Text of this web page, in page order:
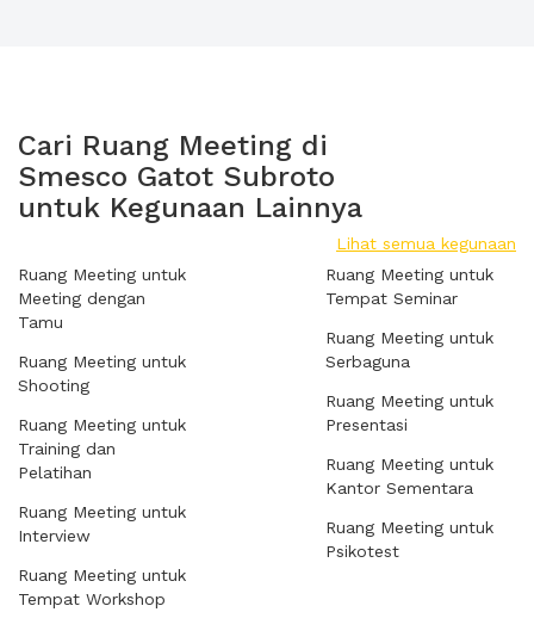
Cari Ruang Meeting di
Smesco Gatot Subroto
untuk Kegunaan Lainnya
Lihat semua kegunaan
Ruang Meeting untuk
Meeting dengan
Tamu
Ruang Meeting untuk
Shooting
Ruang Meeting untuk
Training dan
Pelatihan
Ruang Meeting untuk
Interview
Ruang Meeting untuk
Tempat Workshop
Ruang Meeting untuk
Tempat Seminar
Ruang Meeting untuk
Serbaguna
Ruang Meeting untuk
Presentasi
Ruang Meeting untuk
Kantor Sementara
Ruang Meeting untuk
Psikotest